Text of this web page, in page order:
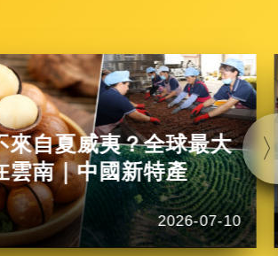
來自夏威夷？全球最大
雲南｜中國新特產
2026-07-10